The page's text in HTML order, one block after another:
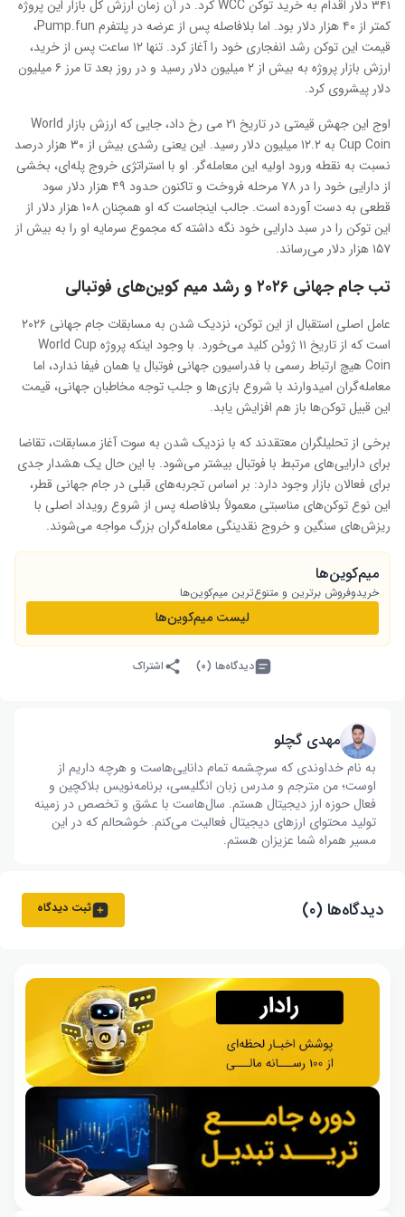
۳۴۱ دلار اقدام به خرید توکن WCC کرد. در آن زمان ارزش کل بازار این پروژه
کمتر از ۴۰ هزار دلار بود. اما بلافاصله پس از عرضه در پلتفرم Pump.fun،
قیمت این توکن رشد انفجاری خود را آغاز کرد. تنها ۱۲ ساعت پس از خرید،
ارزش بازار پروژه به بیش از ۲ میلیون دلار رسید و در روز بعد تا مرز ۶ میلیون
دلار پیشروی کرد.
اوج این جهش قیمتی در تاریخ ۲۱ می رخ داد، جایی که ارزش بازار World
Cup Coin به ۱۲.۲ میلیون دلار رسید. این یعنی رشدی بیش از ۳۰ هزار درصد
نسبت به نقطه ورود اولیه این معامله‌گر. او با استراتژی خروج پله‌ای، بخشی
از دارایی خود را در ۷۸ مرحله فروخت و تاکنون حدود ۴۹ هزار دلار سود
قطعی به دست آورده است. جالب اینجاست که او همچنان ۱۰۸ هزار دلار از
این توکن را در سبد دارایی خود نگه داشته که مجموع سرمایه او را به بیش از
۱۵۷ هزار دلار می‌رساند.
تب جام جهانی ۲۰۲۶ و رشد میم کوین‌های فوتبالی
عامل اصلی استقبال از این توکن، نزدیک شدن به مسابقات جام جهانی ۲۰۲۶
است که از تاریخ ۱۱ ژوئن کلید می‌خورد. با وجود اینکه پروژه World Cup
Coin هیچ ارتباط رسمی با فدراسیون جهانی فوتبال یا همان فیفا ندارد، اما
معامله‌گران امیدوارند با شروع بازی‌ها و جلب توجه مخاطبان جهانی، قیمت
این قبیل توکن‌ها باز هم افزایش یابد.
برخی از تحلیلگران معتقدند که با نزدیک شدن به سوت آغاز مسابقات، تقاضا
برای دارایی‌های مرتبط با فوتبال بیشتر می‌شود. با این حال یک هشدار جدی
برای فعالان بازار وجود دارد: بر اساس تجربه‌های قبلی در جام جهانی قطر،
این نوع توکن‌های مناسبتی معمولاً بلافاصله پس از شروع رویداد اصلی با
ریزش‌های سنگین و خروج نقدینگی معامله‌گران بزرگ مواجه می‌شوند.
میم‌کوین‌ها
خریدوفروش برترین و متنوع‌ترین میم‌کوین‌ها
لیست میم‌کوین‌ها
دیدگاه‌ها (۰) اشتراک
مهدی گچلو
به نام خداوندی که سرچشمه تمام دانایی‌هاست و هرچه داریم از
اوست؛ من مترجم و مدرس زبان انگلیسی، برنامه‌نویس بلاکچین و
فعال حوزه ارز دیجیتال هستم. سال‌هاست با عشق و تخصص در زمینه
تولید محتوای ارزهای دیجیتال فعالیت می‌کنم. خوشحالم که در این
مسیر همراه شما عزیزان هستم.
دیدگاه‌ها (۰) ثبت دیدگاه